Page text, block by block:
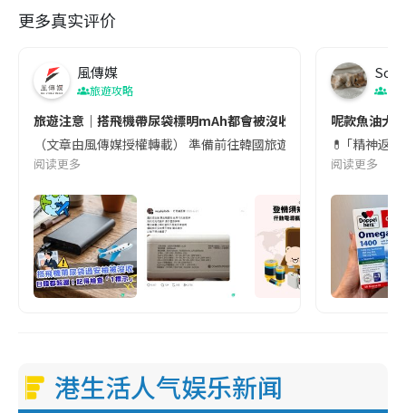
更多真实评价
風傳媒
旅遊攻略
旅遊注意｜搭飛機帶尿袋標明mAh都會被沒收😱出發前切記檢查
（文章由風傳媒授權轉載） 準備前往韓國旅遊的民眾，近期要
阅读更多
Soul
呢款魚油大
💊 ｢精神返
阅读更多
港生活人气娱乐新闻